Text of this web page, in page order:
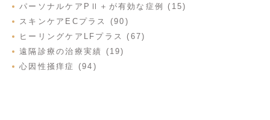
パーソナルケアPⅡ＋が有効な症例 (15)
スキンケアECプラス (90)
ヒーリングケアLFプラス (67)
遠隔診療の治療実績 (19)
心因性掻痒症 (94)